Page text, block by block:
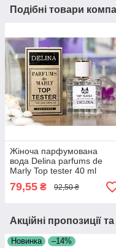
Подібні товари
Жіноча парфумована
вода Delina parfums de
Marly Top tester 40 ml
79,55 ₴ 92,50 ₴
Акційні пропозиції
Новинка –14%